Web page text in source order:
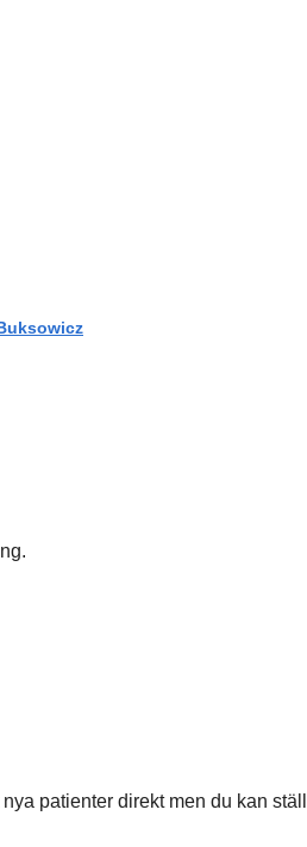
patienter direkt men du kan